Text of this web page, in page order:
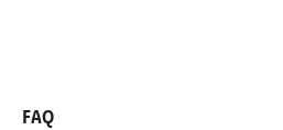
FAQ